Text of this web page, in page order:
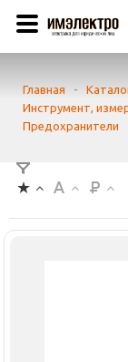
Главная -
Инструмент,
Предохранители